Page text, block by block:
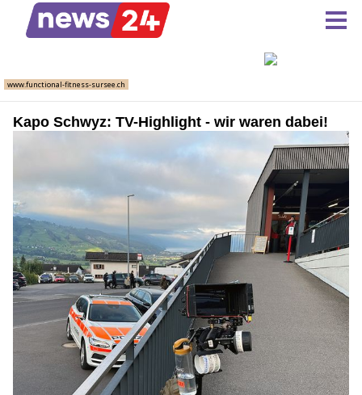
Kapo Schwyz: TV-Highlight - wir waren dabei!